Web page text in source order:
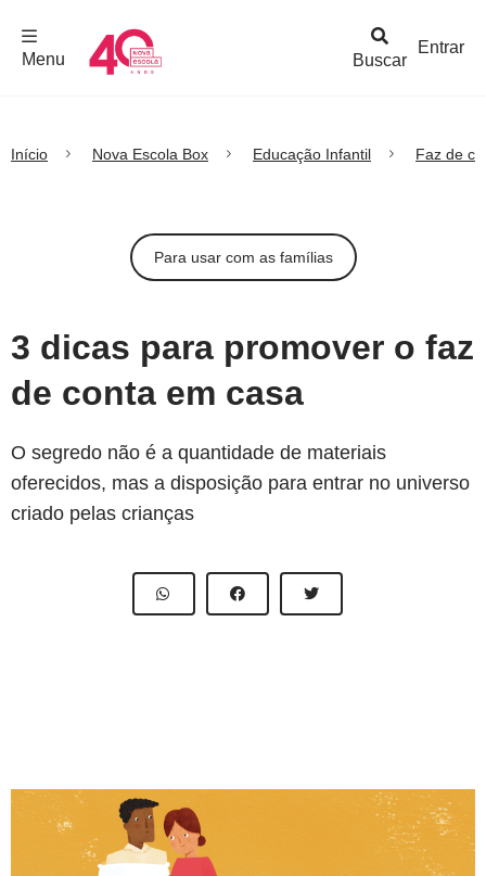
Buscar
Menu
Entrar
Início Nova Escola Box Educação Infantil Faz de
Para usar com as famílias
3 dicas para promover o faz
de conta em casa
O segredo não é a quantidade de materiais
oferecidos, mas a disposição para entrar no universo
criado pelas crianças